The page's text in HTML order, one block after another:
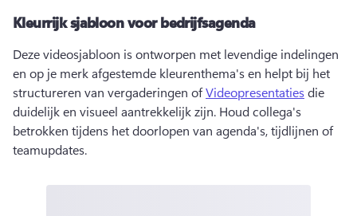
Kleurrijk sjabloon voor bedrijfsagenda
Deze videosjabloon is ontworpen met levendige indelingen
en op je merk afgestemde kleurenthema's en helpt bij het
structureren van vergaderingen of Videopresentaties die
duidelijk en visueel aantrekkelijk zijn. Houd collega's
betrokken tijdens het doorlopen van agenda's, tijdlijnen of
teamupdates.